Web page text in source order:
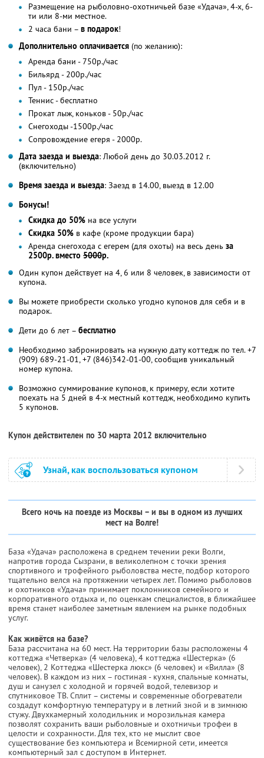
Размещение на рыболовно-охотничьей базе «Удача», 4-х, 6-
ти или 8-ми местное.
2 часа бани – в подарок!
Дополнительно оплачивается (по желанию):
Аренда бани - 750р./час
Бильярд - 200р./час
Пул - 150р./час
Теннис - бесплатно
Прокат лыж, коньков - 50р./час
Снегоходы -1500р./час
Сопровождение егеря - 2000р.
Дата заезда и выезда: Любой день до 30.03.2012 г.
(включительно)
Время заезда и выезда: Заезд в 14.00, выезд в 12.00
Бонусы!
Скидка до 50% на все услуги
Скидка 50% в кафе (кроме продукции бара)
Аренда снегохода с егерем (для охоты) на весь день за
2500р. вместо 5000р.
Один купон действует на 4, 6 или 8 человек, в зависимости от
купона.
Вы можете приобрести сколько угодно купонов для себя и в
подарок.
Дети до 6 лет – бесплатно
Необходимо забронировать на нужную дату коттедж по тел. +7
(909) 689-21-01, +7 (846)342-01-00, сообщив уникальный
номер купона.
Возможно суммирование купонов, к примеру, если хотите
поехать на 5 дней в 4-х местный коттедж, необходимо купить
5 купонов.
Купон действителен по 30 марта 2012 включительно
Узнай, как воспользоваться купоном
Вcего ночь на поезде из Москвы – и вы в одном из лучших
мест на Волге!
База «Удача» расположена в среднем течении реки Волги,
напротив города Сызрани, в великолепном с точки зрения
спортивного и трофейного рыболовства месте, подбор которого
тщательно велся на протяжении четырех лет. Помимо рыболовов
и охотников «Удача» принимает поклонников семейного и
корпоративного отдыха и, по оценкам специалистов, в ближайшее
время станет наиболее заметным явлением на рынке подобных
услуг.
Как живётся на базе?
База рассчитана на 60 мест. На территории базы расположены 4
коттеджа «Четверка» (4 человека), 4 коттеджа «Шестерка» (6
человек), 2 Коттеджа «Шестерка люкс» (6 человек) и «Вилла» (8
человек). В каждом из них – гостиная - кухня, спальные комнаты,
душ и санузел с холодной и горячей водой, телевизор и
спутниковое ТВ. Сплит – системы и современные обогреватели
создадут комфортную температуру и в летний зной и в зимнюю
стужу. Двухкамерный холодильник и морозильная камера
позволят сохранить ваши рыболовные и охотничьи трофеи в
целости и сохранности. Для тех, кто не мыслит свое
существование без компьютера и Всемирной сети, имеется
компьютерный зал с доступом в Интернет.